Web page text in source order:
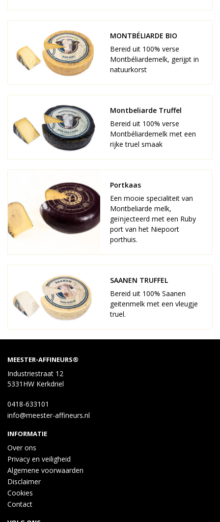
MONTBÉLIARDE BIO
Bereid uit 100% verse
Montbéliardemelk, gerijpt in
natuurkorst
Montbeliarde Truffel
Bereid uit 100% verse
Montbéliardemelk met een
rijke truffel smaak
Portkaas
Een mooie specialiteit van
Montbeliarde melk,
geïnjecteerd met een Ruby
port van het Niepoort
porthuis.
SAANEN TRUFFEL
Bereid uit 100% Saanen
geitenmelk met een vleugje
truffel.
MEESTER-AFFINEURS®
Industriestraat 12
5331HW Kerkdriel
0418-633101
info@meester-affineurs.nl
INFORMATIE
Over ons
Privacy en veiligheid
Algemene voorwaarden
Disclaimer
Cookies
Contact